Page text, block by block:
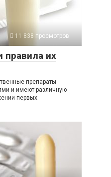
11 838 просмотров
правила их
препараты
и имеют различную
первых